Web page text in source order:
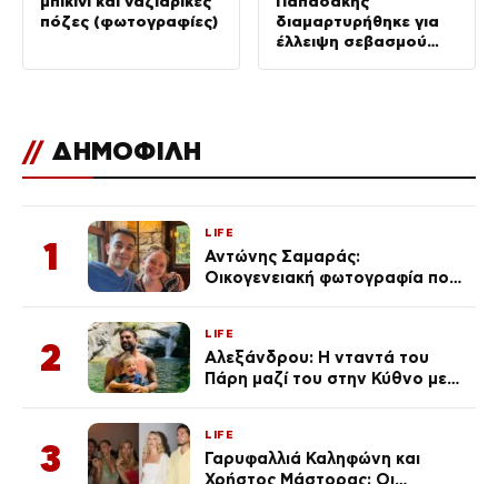
πόζες (φωτογραφίες)
διαμαρτυρήθηκε για
έλλειψη σεβασμού
// ΔΗΜΟΦΙΛΗ
1
LIFE
Αντώνης Σαμαράς:
Οικογενειακή φωτογραφία που
Λένας
2
LIFE
Αλεξάνδρου: Η νταντά του
Πάρη μαζί του στην Κύθνο με
3
LIFE
Γαρυφαλλιά Καληφώνη και
Χρήστος Μάστορας: Οι